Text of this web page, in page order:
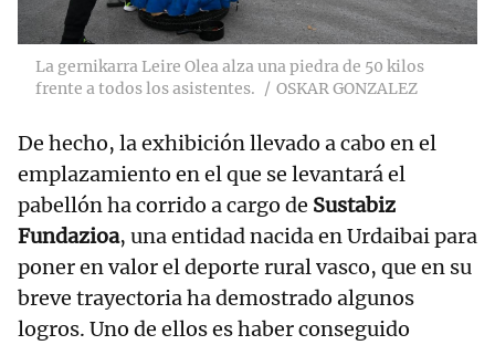
La gernikarra Leire Olea alza una piedra de 50 kilos
frente a todos los asistentes.
OSKAR GONZALEZ
De hecho, la exhibición llevado a cabo en el
emplazamiento en el que se levantará el
pabellón ha corrido a cargo de Sustabiz
Fundazioa, una entidad nacida en Urdaibai para
poner en valor el deporte rural vasco, que en su
breve trayectoria ha demostrado algunos
logros. Uno de ellos es haber conseguido